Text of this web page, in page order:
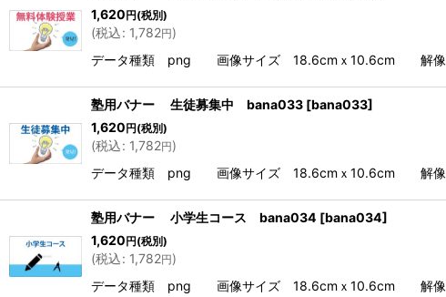
1,620円(税別)
(税込: 1,782円)
データ種類 png 画像サイズ 18.6cmｘ10.6cm 解像度
塾用バナー 生徒募集中 bana033 [bana033]
1,620円(税別)
(税込: 1,782円)
データ種類 png 画像サイズ 18.6cmｘ10.6cm 解像度
塾用バナー 小学生コース bana034 [bana034]
1,620円(税別)
(税込: 1,782円)
データ種類 png 画像サイズ 18.6cmｘ10.6cm 解像度